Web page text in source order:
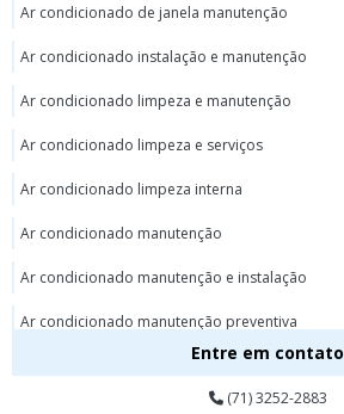
Ar condicionado de janela manutenção
Ar condicionado instalação e manutenção
Ar condicionado limpeza e manutenção
Ar condicionado limpeza e serviços
Ar condicionado limpeza interna
Ar condicionado manutenção
Ar condicionado manutenção e instalação
Ar condicionado manutenção preventiva
Ar condicionado preço de instalação
Ar condicionado valor instalação
Entre em contato
(71) 3252-2883